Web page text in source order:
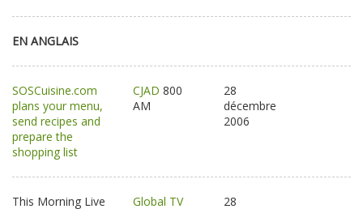
EN ANGLAIS
SOSCuisine.com
plans your menu,
send recipes and
prepare the
shopping list
CJAD 800
AM
28
décembre
2006
This Morning Live
Global TV
28